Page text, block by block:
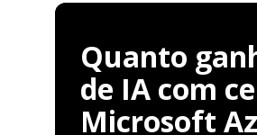
Quanto
de IA com
Microsoft